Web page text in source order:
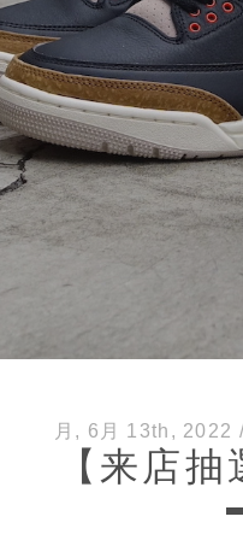
月, 6月 13th, 2022
【来店